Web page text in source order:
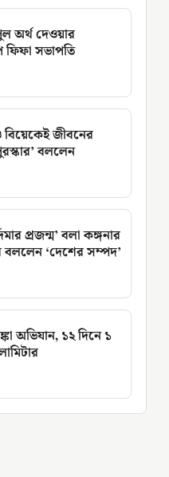
অর্থ দেওয়ার
সভাপতি
জীবনের
বললেন
প্রজন্ম’ বলা কঙ্গনার
‘দেশের সম্পদ’
অভিযান, ১২ দিনে ১